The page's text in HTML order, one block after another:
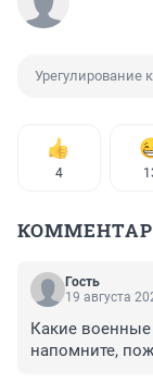
Урегулирование
4
Гость
19 августа
Какие
напомните,